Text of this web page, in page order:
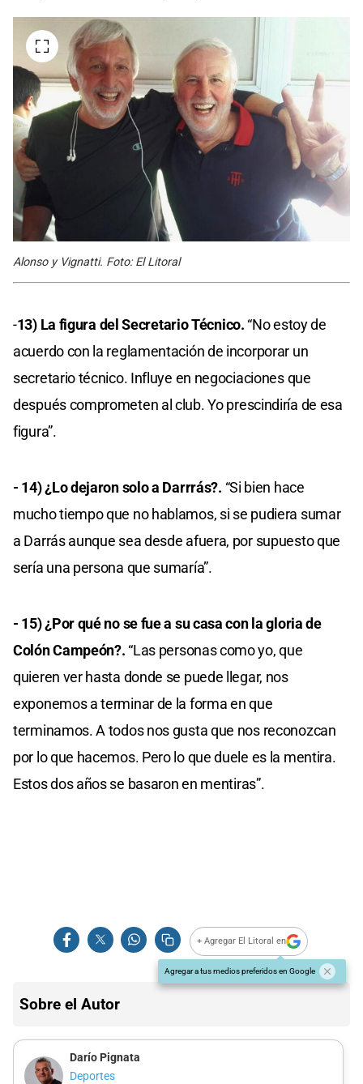
Alonso y Vignatti. Foto: El Litoral
-13) La figura del Secretario Técnico. “No estoy de
acuerdo con la reglamentación de incorporar un
secretario técnico. Influye en negociaciones que
después comprometen al club. Yo prescindiría de esa
figura”.
- 14) ¿Lo dejaron solo a Darrrás?. “Si bien hace
mucho tiempo que no hablamos, si se pudiera sumar
a Darrás aunque sea desde afuera, por supuesto que
sería una persona que sumaría”.
- 15) ¿Por qué no se fue a su casa con la gloria de
Colón Campeón?. “Las personas como yo, que
quieren ver hasta donde se puede llegar, nos
exponemos a terminar de la forma en que
terminamos. A todos nos gusta que nos reconozcan
por lo que hacemos. Pero lo que duele es la mentira.
Estos dos años se basaron en mentiras”.
+ Agregar El Litoral en
Agregar a tus medios preferidos en Google
Sobre el Autor
Darío Pignata
Deportes